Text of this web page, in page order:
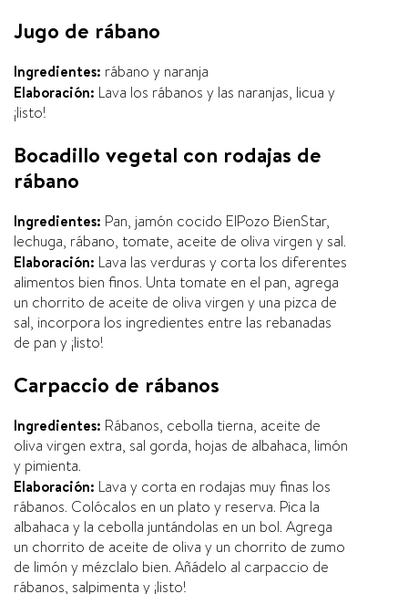
Jugo de rábano
Ingredientes: rábano y naranja
Elaboración: Lava los rábanos y las naranjas, licua y
¡listo!
Bocadillo vegetal con rodajas de
rábano
Ingredientes: Pan, jamón cocido ElPozo BienStar,
lechuga, rábano, tomate, aceite de oliva virgen y sal.
Elaboración: Lava las verduras y corta los diferentes
alimentos bien finos. Unta tomate en el pan, agrega
un chorrito de aceite de oliva virgen y una pizca de
sal, incorpora los ingredientes entre las rebanadas
de pan y ¡listo!
Carpaccio de rábanos
Ingredientes: Rábanos, cebolla tierna, aceite de
oliva virgen extra, sal gorda, hojas de albahaca, limón
y pimienta.
Elaboración: Lava y corta en rodajas muy finas los
rábanos. Colócalos en un plato y reserva. Pica la
albahaca y la cebolla juntándolas en un bol. Agrega
un chorrito de aceite de oliva y un chorrito de zumo
de limón y mézclalo bien. Añádelo al carpaccio de
rábanos, salpimenta y ¡listo!